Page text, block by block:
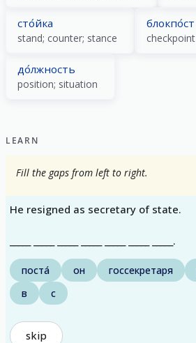
сто́йка
stand; counter; stance
блокпо́ст
checkpoint
до́лжность
position; situation
LEARN
Fill the gaps from left to right.
He resigned as secretary of state.
_____ _____ _____ _____ _____ _____ _____.
поста́ он госсекретаря
в
с
skip